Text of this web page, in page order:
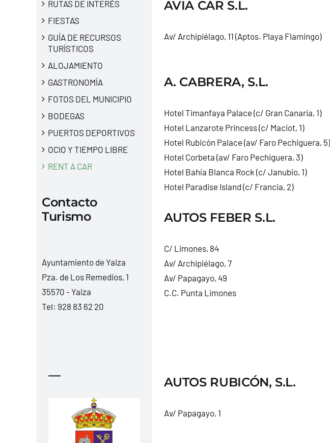
RUTAS DE INTERÉS
FIESTAS
GUÍA DE RECURSOS
TURÍSTICOS
ALOJAMIENTO
GASTRONOMÍA
FOTOS DEL MUNICIPIO
BODEGAS
PUERTOS DEPORTIVOS
OCIO Y TIEMPO LIBRE
RENT A CAR
Contacto
Turismo
Ayuntamiento de Yaiza
Pza. de Los Remedios, 1
35570 - Yaiza
Tel: 928 83 62 20
—
AVIA CAR S.L.
Av/ Archipiélago, 11 (Aptos. Playa Flamingo)
A. CABRERA, S.L.
Hotel Timanfaya Palace (c/ Gran Canaria, 1)
Hotel Lanzarote Princess (c/ Maciot, 1)
Hotel Rubicón Palace (av/ Faro Pechiguera, 5)
Hotel Corbeta (av/ Faro Pechiguera, 3)
Hotel Bahía Blanca Rock (c/ Janubio, 1)
Hotel Paradise Island (c/ Francia, 2)
AUTOS FEBER S.L.
C/ Limones, 84
Av/ Archipiélago, 7
Av/ Papagayo, 49
C.C. Punta Limones
AUTOS RUBICÓN, S.L.
Av/ Papagayo, 1